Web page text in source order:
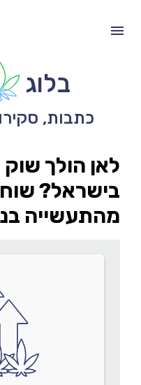
בלוג
כתבות,
לאן הולך
בישראל?
מהתעשייה